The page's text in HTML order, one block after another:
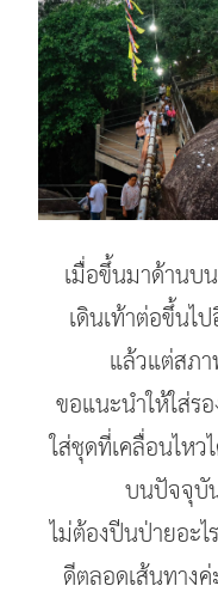
เมื่อขึ้นมาด้านบ
เดินเท้าต่อขึ้น
แล้วแต่สภ
ขอแนะนำให้ใส่ร
ใส่ชุดที่เคลื่อนไห
บนปัจจุบั
ไม่ต้องปีนป่ายอะ
ดีตลอดเส้นทาง